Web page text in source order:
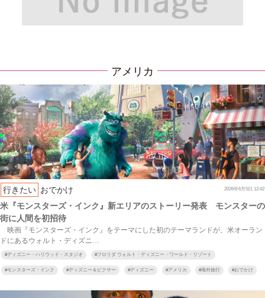
アメリカ
行きたい おでかけ 2026年6月5日 12:42
米『モンスターズ・インク』新エリアのストーリー発表 モンスターの
街に人間を初招待
映画『モンスターズ・インク』をテーマにした初のテーマランドが、米オーラン
ドにあるウォルト・ディズニ…
#ディズニー・ハリウッド・スタジオ #フロリダ ウォルト・ディズニー・ワールド・リゾート
#モンスターズ・インク #ディズニー＆ピクサー #ディズニー #アメリカ #海外旅行 #おでかけ